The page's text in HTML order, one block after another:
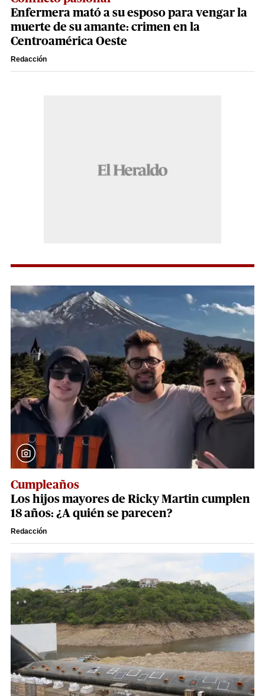
Enfermera mató a su esposo para vengar la
muerte de su amante: crimen en la
Centroamérica Oeste
Redacción
Cumpleaños
Los hijos mayores de Ricky Martin cumplen
18 años: ¿A quién se parecen?
Redacción